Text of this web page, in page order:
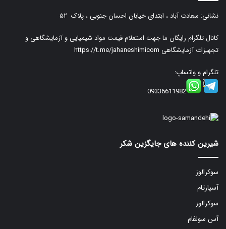
نشانی: سعادت آباد ، ابتدای خیابان احسان جنوبی ، پلاک ۵۲
کانال تلگرام رایگان ما جهت استعلام قیمت مواد شیمیایی و آزمایشگاهی و
تجهیزات آزمایشگاهی https://t.me/jahaneshimicom
تلگرام و واتساپ:
09336611982
شیرین کننده های جایگزین شکر
سوکرالوز
آسپارتام
سوکرالوز
آس سولفام